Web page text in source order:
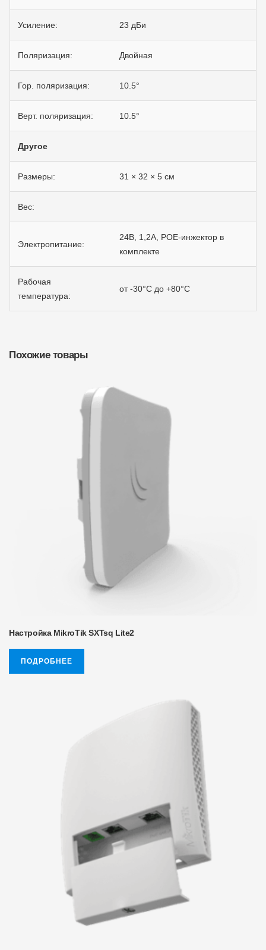
Усиление: 23 дБи
Поляризация: Двойная
Гор. поляризация: 10.5°
Верт. поляризация: 10.5°
Другое
Размеры: 31 × 32 × 5 см
Вес:
Электропитание:
24В, 1,2А, POE-инжектор в
комплекте
Рабочая
температура:
от -30°C до +80°С
Похожие товары
Настройка MikroTik SXTsq Lite2
ПОДРОБНЕЕ